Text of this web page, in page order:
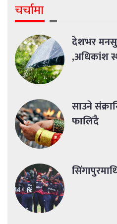
चर्चामा
देशभर
,अधिकांश
साउने
फालिँदै